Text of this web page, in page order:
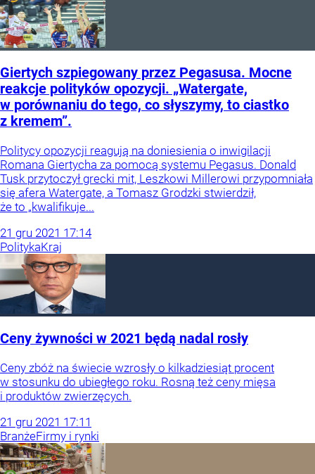
Giertych szpiegowany przez Pegasusa. Mocne
reakcje polityków opozycji. „Watergate,
w porównaniu do tego, co słyszymy, to ciastko
z kremem”.
Politycy opozycji reagują na doniesienia o inwigilacji
Romana Giertycha za pomocą systemu Pegasus. Donald
Tusk przytoczył grecki mit, Leszkowi Millerowi przypomniała
się afera Watergate, a Tomasz Grodzki stwierdził,
że to „kwalifikuje...
21 gru 2021 17:14
PolitykaKraj
Ceny żywności w 2021 będą nadal rosły
Ceny zbóż na świecie wzrosły o kilkadziesiąt procent
w stosunku do ubiegłego roku. Rosną też ceny mięsa
i produktów zwierzęcych.
21 gru 2021 17:11
BranżeFirmy i rynki